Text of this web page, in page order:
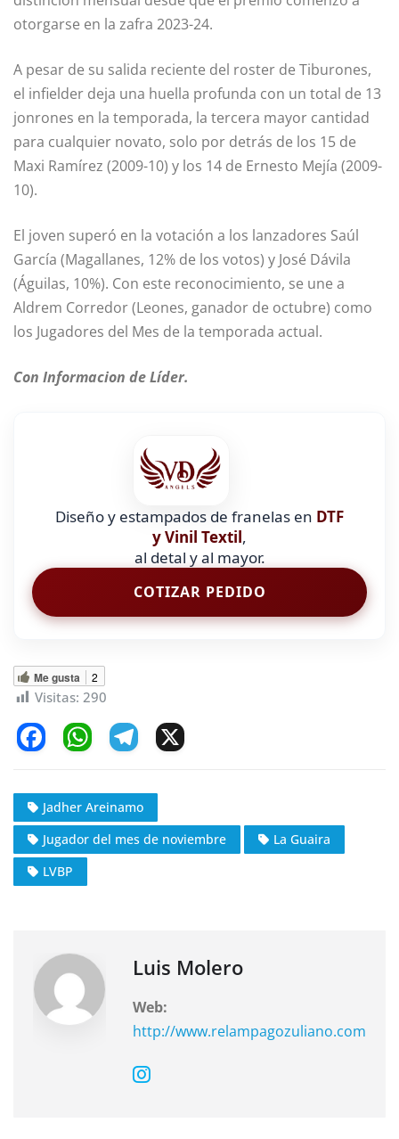
otorgarse en la zafra 2023-24.
A pesar de su salida reciente del roster de Tiburones,
el infielder deja una huella profunda con un total de 13
jonrones en la temporada, la tercera mayor cantidad
para cualquier novato, solo por detrás de los 15 de
Maxi Ramírez (2009-10) y los 14 de Ernesto Mejía (2009-
10).
El joven superó en la votación a los lanzadores Saúl
García (Magallanes, 12% de los votos) y José Dávila
(Águilas, 10%). Con este reconocimiento, se une a
Aldrem Corredor (Leones, ganador de octubre) como
los Jugadores del Mes de la temporada actual.
Con Informacion de Líder.
Diseño y estampados de franelas en DTF
y Vinil Textil,
al detal y al mayor.
COTIZAR PEDIDO
Me gusta 2
Visitas: 290
c
e
b
o
W
at
s
A
e
gr
a
Jadher Areinamo
Jugador del mes de noviembre
La Guaira
LVBP
Luis Molero
Web:
http://www.relampagozuliano.com